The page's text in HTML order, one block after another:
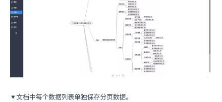
▼文档中每个数据列表单独保存分页数据。